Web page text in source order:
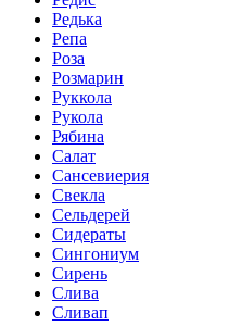
Редька
Репа
Роза
Розмарин
Руккола
Рукола
Рябина
Салат
Сансевиерия
Свекла
Сельдерей
Сидераты
Сингониум
Сирень
Слива
Сливап